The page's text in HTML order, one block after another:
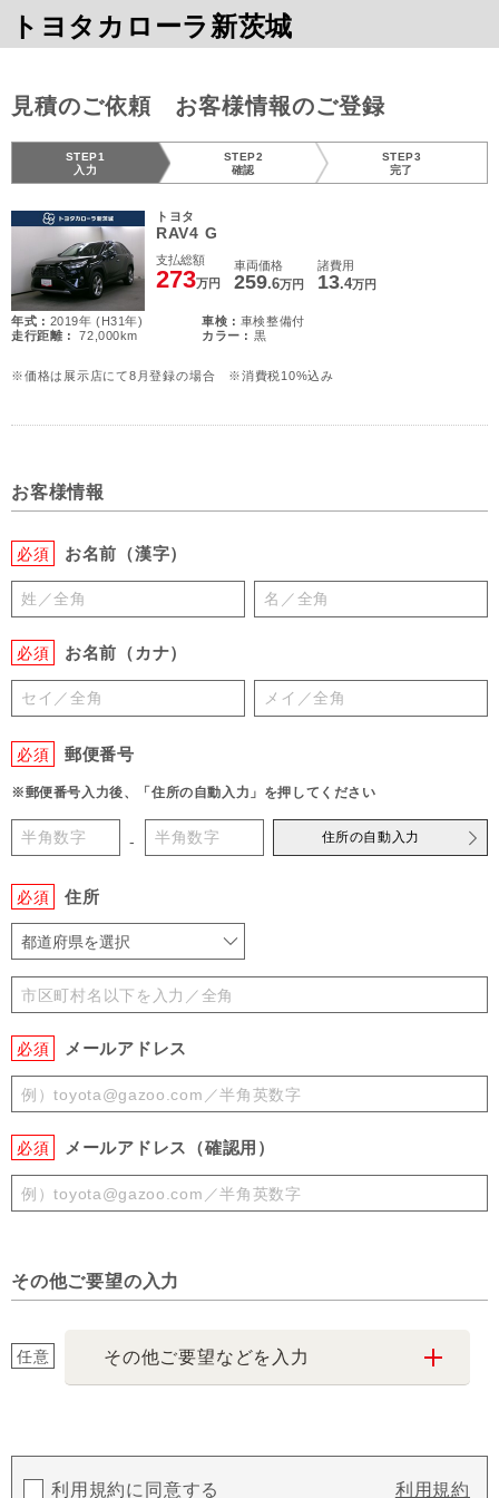
トヨタカローラ新茨城
見積のご依頼 お客様情報のご登録
STEP1
入力
STEP2
確認
STEP3
完了
トヨタ
RAV4 G
支払総額
273万円
車両価格
259.6万円
諸費用
13.4万円
年式 : 2019年 (H31年) 車検 : 車検整備付
走行距離 :
72,000km カラー : 黒
※価格は展示店にて8月登録の場合 ※消費税10%込み
お客様情報
必須 お名前（漢字）
必須 お名前（カナ）
必須 郵便番号
※郵便番号入力後、「住所の自動入力」を押してください
- 住所の自動入力
必須 住所
都道府県を選択
必須 メールアドレス
必須 メールアドレス（確認用）
その他ご要望の入力
任意 その他ご要望などを入力
利用規約に同意する 利用規約